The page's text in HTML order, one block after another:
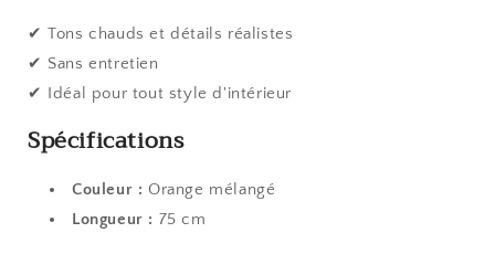
✔ Tons chauds et détails réalistes
✔ Sans entretien
✔ Idéal pour tout style d'intérieur
Spécifications
Couleur : Orange mélangé
Longueur : 75 cm